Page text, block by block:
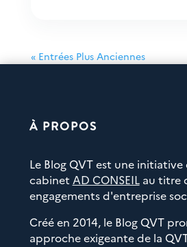
« Entrées Plus Anciennes
À PROPOS
Le Blog QVT est une
cabinet AD CONSEILau titre
engagements d'entreprise
Créé en 2014, le Blog QVT
approche exigeante de la